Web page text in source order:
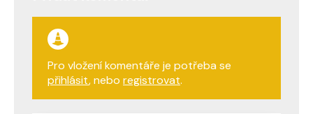
Pro vložení komentáře je potřeba se
přihlásit, nebo registrovat.